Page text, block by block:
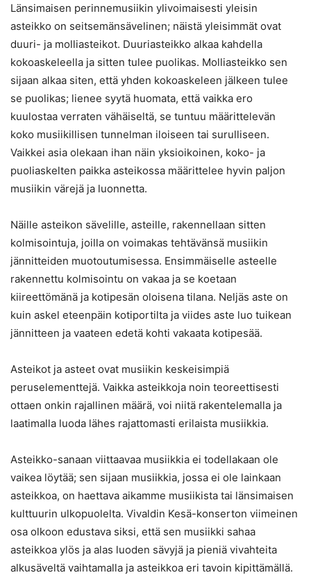
Länsimaisen perinnemusiikin ylivoimaisesti yleisin
asteikko on seitsemänsävelinen; näistä yleisimmät ovat
duuri- ja molliasteikot. Duuriasteikko alkaa kahdella
kokoaskeleella ja sitten tulee puolikas. Molliasteikko sen
sijaan alkaa siten, että yhden kokoaskeleen jälkeen tulee
se puolikas; lienee syytä huomata, että vaikka ero
kuulostaa verraten vähäiseltä, se tuntuu määrittelevän
koko musiikillisen tunnelman iloiseen tai surulliseen.
Vaikkei asia olekaan ihan näin yksioikoinen, koko- ja
puoliaskelten paikka asteikossa määrittelee hyvin paljon
musiikin värejä ja luonnetta.
Näille asteikon sävelille, asteille, rakennellaan sitten
kolmisointuja, joilla on voimakas tehtävänsä musiikin
jännitteiden muotoutumisessa. Ensimmäiselle asteelle
rakennettu kolmisointu on vakaa ja se koetaan
kiireettömänä ja kotipesän oloisena tilana. Neljäs aste on
kuin askel eteenpäin kotiportilta ja viides aste luo tuikean
jännitteen ja vaateen edetä kohti vakaata kotipesää.
Asteikot ja asteet ovat musiikin keskeisimpiä
peruselementtejä. Vaikka asteikkoja noin teoreettisesti
ottaen onkin rajallinen määrä, voi niitä rakentelemalla ja
laatimalla luoda lähes rajattomasti erilaista musiikkia.
Asteikko-sanaan viittaavaa musiikkia ei todellakaan ole
vaikea löytää; sen sijaan musiikkia, jossa ei ole lainkaan
asteikkoa, on haettava aikamme musiikista tai länsimaisen
kulttuurin ulkopuolelta. Vivaldin Kesä-konserton viimeinen
osa olkoon edustava siksi, että sen musiikki sahaa
asteikkoa ylös ja alas luoden sävyjä ja pieniä vivahteita
alkusäveltä vaihtamalla ja asteikkoa eri tavoin kipittämällä.